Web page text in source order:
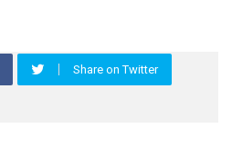
Share on Twitter